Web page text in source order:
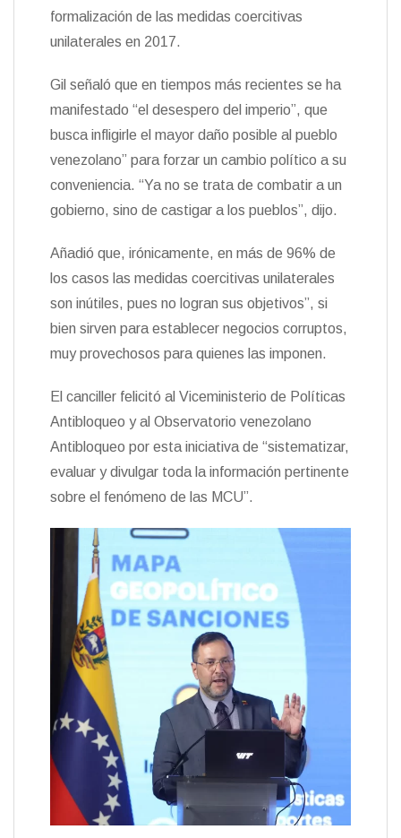
formalización de las medidas coercitivas
unilaterales en 2017.
Gil señaló que en tiempos más recientes se ha
manifestado “el desespero del imperio”, que
busca infligirle el mayor daño posible al pueblo
venezolano” para forzar un cambio político a su
conveniencia. “Ya no se trata de combatir a un
gobierno, sino de castigar a los pueblos”, dijo.
Añadió que, irónicamente, en más de 96% de
los casos las medidas coercitivas unilaterales
son inútiles, pues no logran sus objetivos”, si
bien sirven para establecer negocios corruptos,
muy provechosos para quienes las imponen.
El canciller felicitó al Viceministerio de Políticas
Antibloqueo y al Observatorio venezolano
Antibloqueo por esta iniciativa de “sistematizar,
evaluar y divulgar toda la información pertinente
sobre el fenómeno de las MCU”.